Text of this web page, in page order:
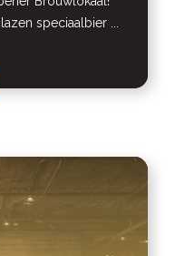
speciaalbier ...